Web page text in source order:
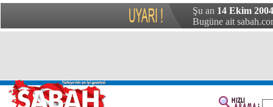
Şu an 14 Ekim
Bugüne ait